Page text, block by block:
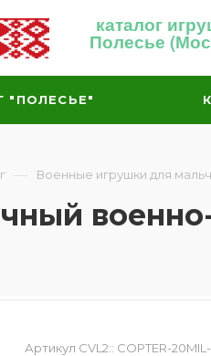
каталог
Полесье
"ПОЛЕСЬЕ"
— Военные игрушки для
Артикул CVL2:: COPTER-